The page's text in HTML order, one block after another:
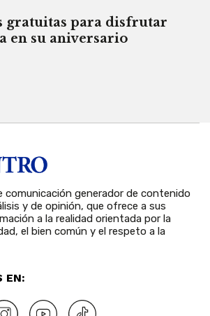
gratuitas para disfrutar
en su aniversario
comunicación generador de contenido
y de opinión, que ofrece a sus
a la realidad orientada por la
el bien común y el respeto a la
EN: